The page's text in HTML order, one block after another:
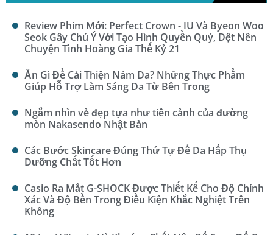
Review Phim Mới: Perfect Crown - IU Và Byeon Woo
Seok Gây Chú Ý Với Tạo Hình Quyền Quý, Dệt Nên
Chuyện Tình Hoàng Gia Thế Kỷ 21
Ăn Gì Để Cải Thiện Nám Da? Những Thực Phẩm
Giúp Hỗ Trợ Làm Sáng Da Từ Bên Trong
Ngắm nhìn vẻ đẹp tựa như tiên cảnh của đường
mòn Nakasendo Nhật Bản
Các Bước Skincare Đúng Thứ Tự Để Da Hấp Thụ
Dưỡng Chất Tốt Hơn
Casio Ra Mắt G-SHOCK Được Thiết Kế Cho Độ Chính
Xác Và Độ Bền Trong Điều Kiện Khắc Nghiệt Trên
Không